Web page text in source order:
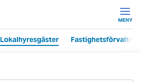
MENY
Lokalhyresgäster